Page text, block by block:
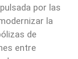
por las
la
de
entre